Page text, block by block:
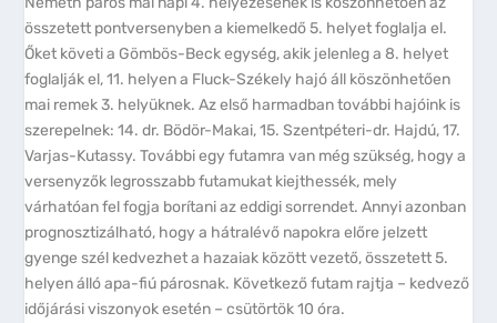
összetett pontversenyben a kiemelkedő 5. helyet foglalja el.
Őket követi a Gömbös-Beck egység, akik jelenleg a 8. helyet
foglalják el, 11. helyen a Fluck-Székely hajó áll köszönhetően
mai remek 3. helyüknek. Az első harmadban további hajóink is
szerepelnek: 14. dr. Bödör-Makai, 15. Szentpéteri-dr. Hajdú, 17.
Varjas-Kutassy. További egy futamra van még szükség, hogy a
versenyzők legrosszabb futamukat kiejthessék, mely
várhatóan fel fogja borítani az eddigi sorrendet. Annyi azonban
prognosztizálható, hogy a hátralévő napokra előre jelzett
gyenge szél kedvezhet a hazaiak között vezető, összetett 5.
helyen álló apa-fiú párosnak. Következő futam rajtja – kedvező
időjárási viszonyok esetén – csütörtök 10 óra.